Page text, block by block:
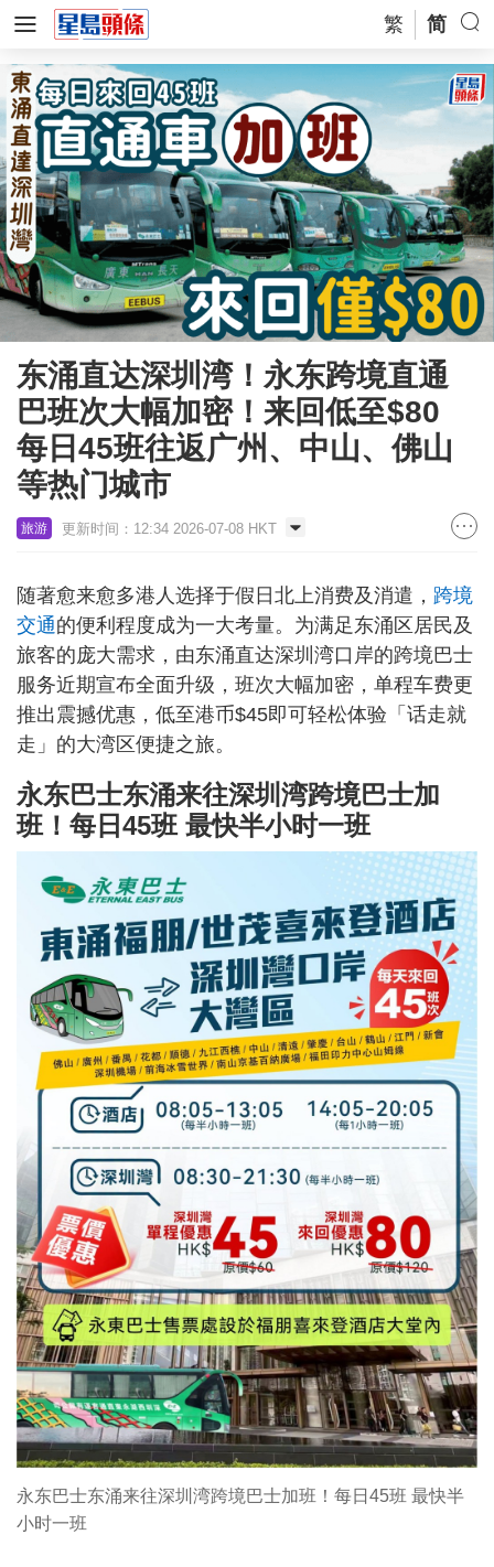
繁 简
东涌直达深圳湾！永东跨境直通
巴班次大幅加密！来回低至$80
每日45班往返广州、中山、佛山
等热门城市
旅游 更新时间：12:34 2026-07-08 HKT
随著愈来愈多港人选择于假日北上消费及消遣， 跨境
交通的便利程度成为一大考量。为满足东涌区居民及
旅客的庞大需求，由东涌直达深圳湾口岸的跨境巴士
服务近期宣布全面升级，班次大幅加密，单程车费更
推出震撼优惠，低至港币$45即可轻松体验「话走就
走」的大湾区便捷之旅。
永东巴士东涌来往深圳湾跨境巴士加
班！ 每日45班 最快半小时一班
永东巴士东涌来往深圳湾跨境巴士加班！每日45班 最快半
小时一班